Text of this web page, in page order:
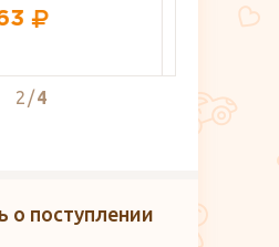
2 4
о поступлении